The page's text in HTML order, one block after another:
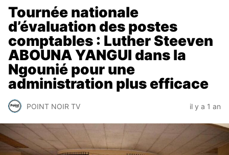
Tournée nationale
d’évaluation des postes
comptables : Luther Steeven
ABOUNA YANGUI dans la
Ngounié pour une
administration plus efficace
POINT NOIR TV il y a 1 an